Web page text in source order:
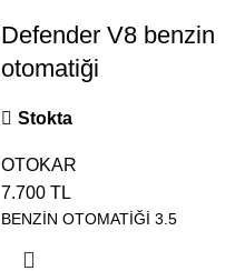
Defender V8 benzin
otomatiği
Stokta
OTOKAR
7.700 TL
BENZİN OTOMATİĞİ 3.5